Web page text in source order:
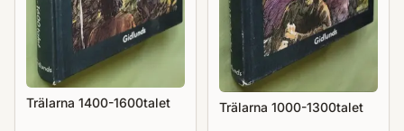
Trälarna 1400-1600talet Trälarna 1000-1300talet